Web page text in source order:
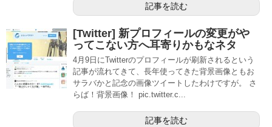
記事を読む
[Twitter] 新プロフィールの変更がや
ってこない方へ耳寄りかもなネタ
4月9日にTwitterのプロフィールが刷新されるという
記事が流れてきて、長年使ってきた背景画像ともお
サラバかと記念の画像ツイートしたわけですが。 さ
らば！背景画像！ pic.twitter.c...
記事を読む